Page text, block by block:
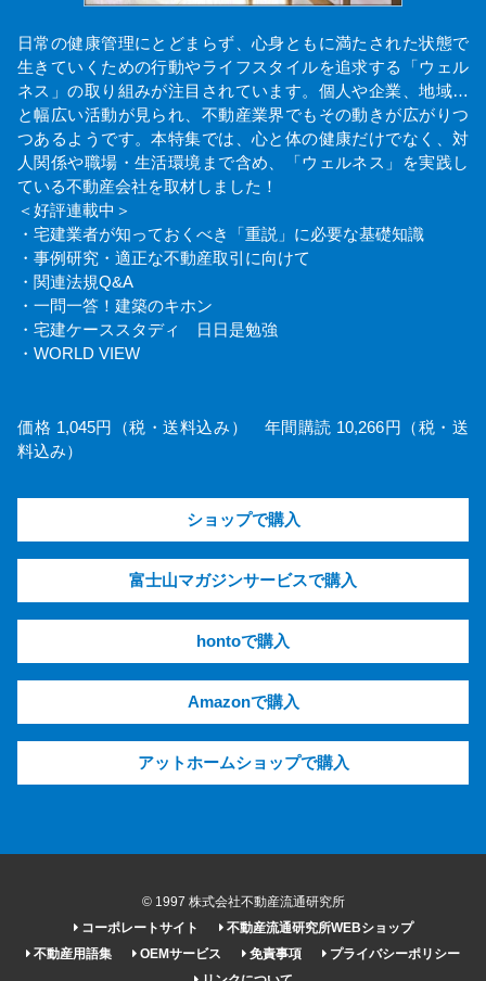
日常の健康管理にとどまらず、心身ともに満たされた状態で
生きていくための行動やライフスタイルを追求する「ウェル
ネス」の取り組みが注目されています。個人や企業、地域…
と幅広い活動が見られ、不動産業界でもその動きが広がりつ
つあるようです。本特集では、心と体の健康だけでなく、対
人関係や職場・生活環境まで含め、「ウェルネス」を実践し
ている不動産会社を取材しました！
＜好評連載中＞
・宅建業者が知っておくべき「重説」に必要な基礎知識
・事例研究・適正な不動産取引に向けて
・関連法規Q&A
・一問一答！建築のキホン
・宅建ケーススタディ 日日是勉強
・WORLD VIEW
価格 1,045円（税・送料込み） 年間購読 10,266円（税・送
料込み）
ショップで購入
富士山マガジンサービスで購入
hontoで購入
Amazonで購入
アットホームショップで購入
© 1997 株式会社不動産流通研究所
コーポレートサイト
不動産流通研究所WEBショップ
不動産用語集
OEMサービス 免責事項
プライバシーポリシー